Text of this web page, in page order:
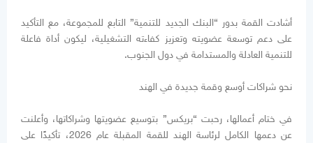
أشادت القمة بدور “البنك الجديد للتنمية” التابع للمجموعة، مع التأكيد
على دعم توسعة عضويته وتعزيز كفاءته التشغيلية، ليكون أداة فاعلة
للتنمية العادلة والمستدامة في دول الجنوب.
نحو شراكات أوسع وقمة جديدة في الهند
في ختام أعمالها، رحبت “بريكس” بتوسيع عضويتها وشراكاتها، وأعلنت
عن دعمها الكامل لرئاسة الهند للقمة المقبلة عام 2026، تأكيدًا على